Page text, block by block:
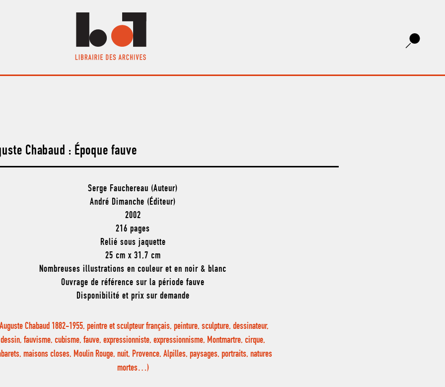
Chabaud : Époque fauve
Serge Fauchereau (Auteur)
André Dimanche (Éditeur)
2002
216 pages
Relié sous jaquette
25 cm x 31,7 cm
Nombreuses illustrations en couleur et en noir & blanc
Ouvrage de référence sur la période fauve
Disponibilité et prix sur demande
Chabaud 1882-1955, peintre et sculpteur français, peinture, sculpture, dessinateur,
dessin, fauvisme, cubisme, fauve, expressionniste, expressionnisme, Montmartre, cirque,
maisons closes, Moulin Rouge, nuit, Provence, Alpilles, paysages, portraits, natures
mortes…)